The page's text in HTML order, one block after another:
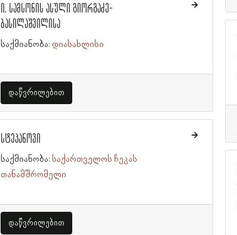
ი. სამსონის ასული გიორგაძე-
ბასილაშვილისა
საქმიანობა: დიასახლისი
დაწვრილებით
სტეპანოვი
საქმიანობა:საქართველოს ჩეკას
თანამშრომელი
დაწვრილებით